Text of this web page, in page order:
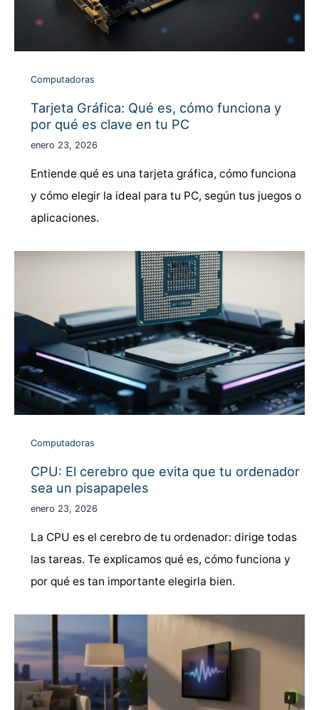
Computadoras
Tarjeta Gráfica: Qué es, cómo funciona y
por qué es clave en tu PC
enero 23, 2026
Entiende qué es una tarjeta gráfica, cómo funciona
y cómo elegir la ideal para tu PC, según tus juegos o
aplicaciones.
Computadoras
CPU: El cerebro que evita que tu ordenador
sea un pisapapeles
enero 23, 2026
La CPU es el cerebro de tu ordenador: dirige todas
las tareas. Te explicamos qué es, cómo funciona y
por qué es tan importante elegirla bien.